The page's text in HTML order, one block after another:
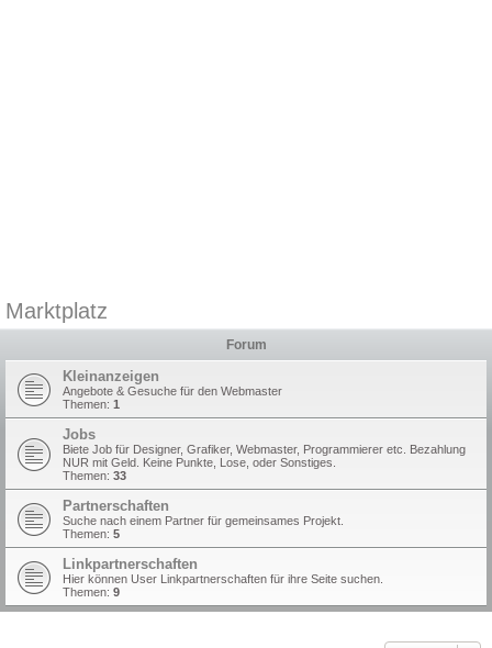
Marktplatz
Forum
Kleinanzeigen
Angebote & Gesuche für den Webmaster
Themen: 1
Jobs
Biete Job für Designer, Grafiker, Webmaster, Programmierer etc. Bezahlung
NUR mit Geld. Keine Punkte, Lose, oder Sonstiges.
Themen: 33
Partnerschaften
Suche nach einem Partner für gemeinsames Projekt.
Themen: 5
Linkpartnerschaften
Hier können User Linkpartnerschaften für ihre Seite suchen.
Themen: 9